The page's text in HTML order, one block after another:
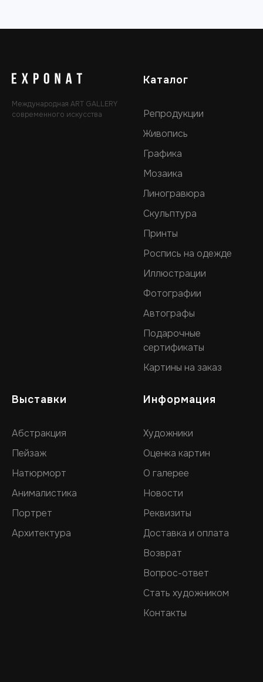
Международная ART GALLERY
современного искусства
Каталог
Репродукции
Живопись
Графика
Мозаика
Линогравюра
Скульптура
Принты
Роспись на одежде
Иллюстрации
Фотографии
Автографы
Подарочные
сертификаты
Картины на заказ
Выставки
Абстракция
Пейзаж
Натюрморт
Анималистика
Портрет
Архитектура
Информация
Художники
Оценка картин
О галерее
Новости
Реквизиты
Доставка и оплата
Возврат
Вопрос-ответ
Стать художником
Контакты